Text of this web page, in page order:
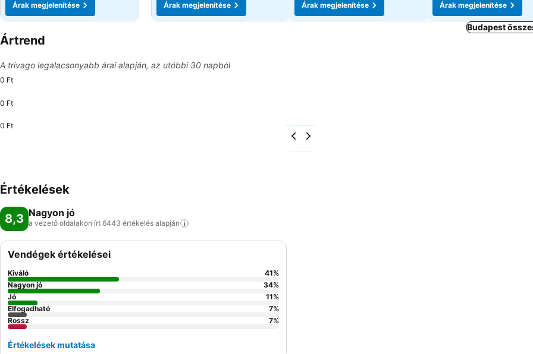
Árak megjelenítése
Árak megjelenítése
Árak megjelenítése
Árak megjelenítése
Budapest
Ártrend
A trivago legalacsonyabb árai alapján, az utóbbi 30 napból
0 Ft
0 Ft
0 Ft
Értékelések
8,3 Nagyon jó
a vezető oldalakon írt 6443 értékelés alapján
Vendégek értékelései
Kiváló 41%
Nagyon jó
34%
Jó
11%
Elfogadható
7%
Rossz
7%
Értékelések mutatása